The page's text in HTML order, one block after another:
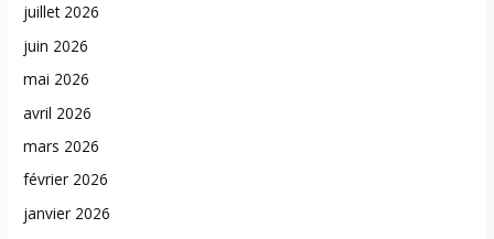
juillet 2026
juin 2026
mai 2026
avril 2026
mars 2026
février 2026
janvier 2026